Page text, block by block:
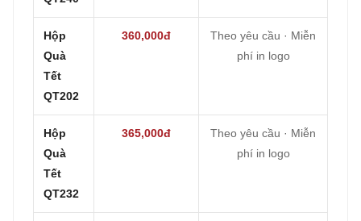
Hộp
Quà
Tết
QT202
360,000đ
Theo yêu cầu · Miễn
phí in logo
Hộp
Quà
Tết
QT232
365,000đ
Theo yêu cầu · Miễn
phí in logo